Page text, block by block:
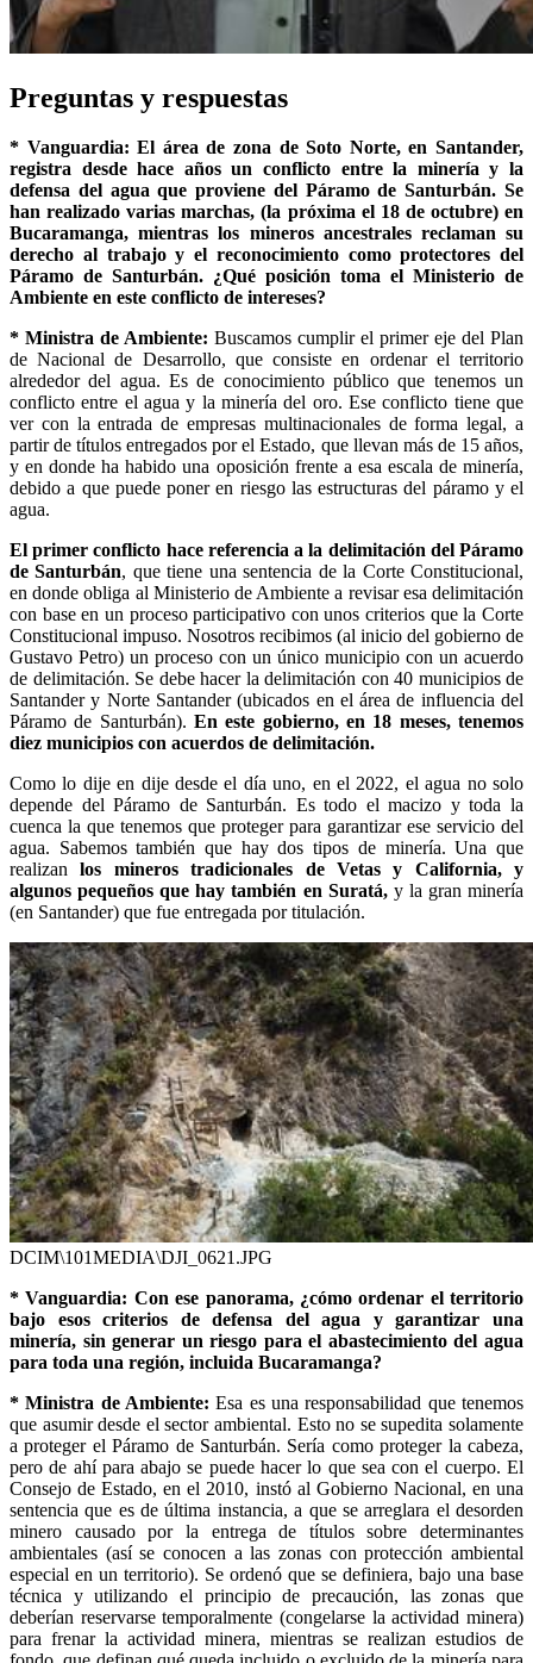
Preguntas y respuestas
* Vanguardia: El área de zona de Soto Norte, en Santander,
registra desde hace años un conflicto entre la minería y la
defensa del agua que proviene del Páramo de Santurbán. Se
han realizado varias marchas, (la próxima el 18 de octubre) en
Bucaramanga, mientras los mineros ancestrales reclaman su
derecho al trabajo y el reconocimiento como protectores del
Páramo de Santurbán. ¿Qué posición toma el Ministerio de
Ambiente en este conflicto de intereses?
* Ministra de Ambiente: Buscamos cumplir el primer eje del Plan
de Nacional de Desarrollo, que consiste en ordenar el territorio
alrededor del agua. Es de conocimiento público que tenemos un
conflicto entre el agua y la minería del oro. Ese conflicto tiene que
ver con la entrada de empresas multinacionales de forma legal, a
partir de títulos entregados por el Estado, que llevan más de 15 años,
y en donde ha habido una oposición frente a esa escala de minería,
debido a que puede poner en riesgo las estructuras del páramo y el
agua.
El primer conflicto hace referencia a la delimitación del Páramo
de Santurbán, que tiene una sentencia de la Corte Constitucional,
en donde obliga al Ministerio de Ambiente a revisar esa delimitación
con base en un proceso participativo con unos criterios que la Corte
Constitucional impuso. Nosotros recibimos (al inicio del gobierno de
Gustavo Petro) un proceso con un único municipio con un acuerdo
de delimitación. Se debe hacer la delimitación con 40 municipios de
Santander y Norte Santander (ubicados en el área de influencia del
Páramo de Santurbán). En este gobierno, en 18 meses, tenemos
diez municipios con acuerdos de delimitación.
Como lo dije en dije desde el día uno, en el 2022, el agua no solo
depende del Páramo de Santurbán. Es todo el macizo y toda la
cuenca la que tenemos que proteger para garantizar ese servicio del
agua. Sabemos también que hay dos tipos de minería. Una que
realizanlos mineros tradicionales de Vetas y California, y
algunos pequeños que hay también en Suratá, y la gran minería
(en Santander) que fue entregada por titulación.
DCIM\101MEDIA\DJI_0621.JPG
* Vanguardia: Con ese panorama, ¿cómo ordenar el territorio
bajo esos criterios de defensa del agua y garantizar una
minería, sin generar un riesgo para el abastecimiento del agua
para toda una región, incluida Bucaramanga?
* Ministra de Ambiente: Esa es una responsabilidad que tenemos
que asumir desde el sector ambiental. Esto no se supedita solamente
a proteger el Páramo de Santurbán. Sería como proteger la cabeza,
pero de ahí para abajo se puede hacer lo que sea con el cuerpo. El
Consejo de Estado, en el 2010, instó al Gobierno Nacional, en una
sentencia que es de última instancia, a que se arreglara el desorden
minero causado por la entrega de títulos sobre determinantes
ambientales (así se conocen a las zonas con protección ambiental
especial en un territorio). Se ordenó que se definiera, bajo una base
técnica y utilizando el principio de precaución, las zonas que
deberían reservarse temporalmente (congelarse la actividad minera)
para frenar la actividad minera, mientras se realizan estudios de